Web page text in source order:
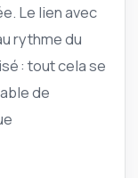
Le lien avec
rythme du
: tout cela se
de